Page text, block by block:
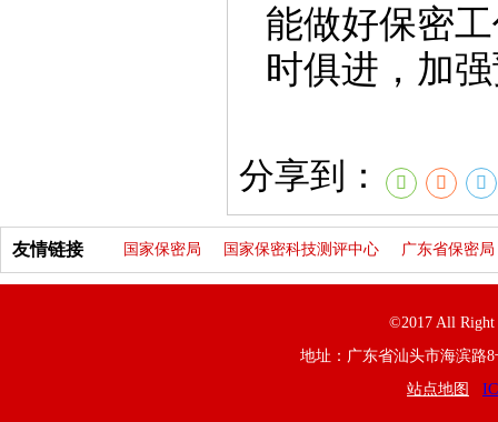
能做好保密
时俱进，加
分享到：
友情链接 国家保密局 国家保密科技测评中心 广东省保密局
©2017 All Right
地址：广东省汕头市海滨路8
站点地图